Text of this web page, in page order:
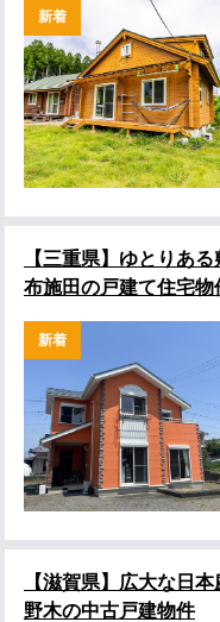
新着
【三重県】ゆとりあ
布施田の戸建て住宅物
新着
【滋賀県】広大な日
野木の中古戸建物件